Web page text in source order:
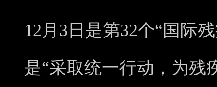
12月3日是第32个“国际
是“采取统一行动，为残